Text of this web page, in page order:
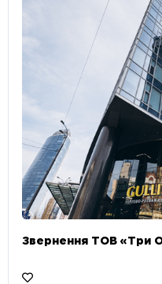
Звернення ТОВ «Три